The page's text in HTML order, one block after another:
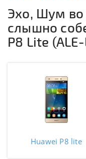
Эхо, Шум во
слышно
P8 Lite (ALE-
Huawei P8 lite